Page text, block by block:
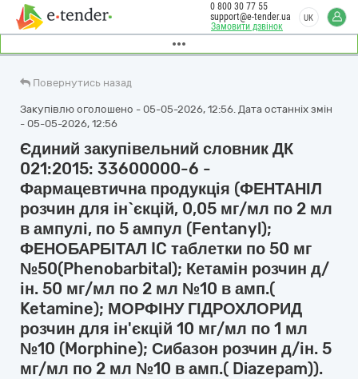
Замовити дзвінок
0 800 30 77 55
support@e-tender.ua
UK
Повернутись назад
Закупівлю оголошено - 05-05-2026, 12:56. Дата останніх змін
- 05-05-2026, 12:56
Єдиний закупівельний словник ДК
021:2015: 33600000-6 -
Фармацевтична продукція (ФЕНТАНІЛ
розчин для ін`єкцій, 0,05 мг/мл по 2 мл
в ампулі, по 5 ампул (Fentanyl);
ФЕНОБАРБІТАЛ IC таблетки по 50 мг
№50(Phenobarbital); Кетамін розчин д/
ін. 50 мг/мл по 2 мл №10 в амп.(
Ketamine); МОРФІНУ ГІДРОХЛОРИД
розчин для ін'єкцій 10 мг/мл по 1 мл
№10 (Morphine); Сибазон розчин д/ін. 5
мг/мл по 2 мл №10 в амп.( Diazepam)).